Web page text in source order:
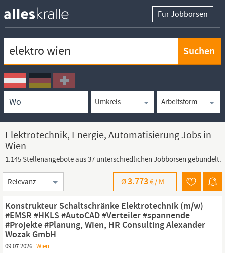
Für Jobbörsen
Ortssuche
Umkreissuche
Arbeitsform
Elektrotechnik, Energie, Automatisierung Jobs in
Wien
1.145 Stellenangebote aus 37 unterschiedlichen Jobbörsen gebündelt.
Sortierung
Ø3.773€ / M.
Konstrukteur Schaltschränke Elektrotechnik (m/w)
#EMSR #HKLS #AutoCAD #Verteiler #spannende
#Projekte #Planung, Wien, HR Consulting Alexander
Wozak GmbH
09.07.2026 Wien